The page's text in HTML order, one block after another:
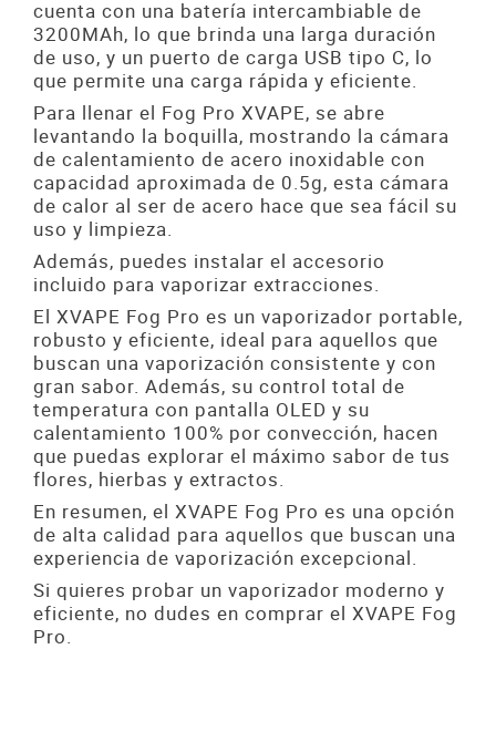
cuenta con una batería intercambiable de
3200MAh, lo que brinda una larga duración
de uso, y un puerto de carga USB tipo C, lo
que permite una carga rápida y eficiente.
Para llenar el Fog Pro XVAPE, se abre
levantando la boquilla, mostrando la cámara
de calentamiento de acero inoxidable con
capacidad aproximada de 0.5g, esta cámara
de calor al ser de acero hace que sea fácil su
uso y limpieza.
Además, puedes instalar el accesorio
incluido para vaporizar extracciones.
El XVAPE Fog Pro es un vaporizador portable,
robusto y eficiente, ideal para aquellos que
buscan una vaporización consistente y con
gran sabor. Además, su control total de
temperatura con pantalla OLED y su
calentamiento 100% por convección, hacen
que puedas explorar el máximo sabor de tus
flores, hierbas y extractos.
En resumen, el XVAPE Fog Pro es una opción
de alta calidad para aquellos que buscan una
experiencia de vaporización excepcional.
Si quieres probar un vaporizador moderno y
eficiente, no dudes en comprar el XVAPE Fog
Pro.